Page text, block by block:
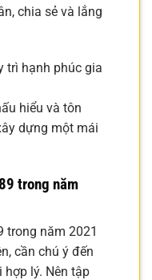
chia sẻ và lắng
trì hạnh phúc gia
hiểu và tôn
dựng một mái
trong năm
trong năm 2021
cần chú ý đến
lý. Nên tập